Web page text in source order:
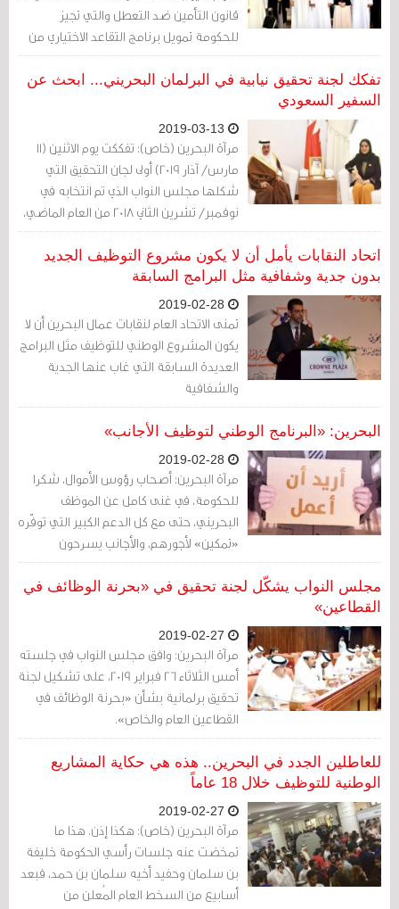
قانون التأمين ضد التعطل والتي تجيز
للحكومة تمويل برنامج التقاعد الاختياري من
صندوق «التعطل».
تفكك لجنة تحقيق نيابية في البرلمان البحريني... ابحث عن
السفير السعودي
مرآة البحرين (خاص): تفككت يوم الاثنين (11
مارس/ آذار 2019) أولى لجان التحقيق التي
شكلها مجلس النواب الذي تم انتخابه في
نوفمبر/ تشرين الثاني 2018 من العام الماضي،
لتشكل أولى خيبات الأمل من فعالية اللجنة
التي تشكلت من 12 نائباً للتحقيق في أوضاع
بحرنة الوظائف، والتهميش الذي يتعرض له
البحرينيون في القطاعين العام والخاص.
اتحاد النقابات يأمل أن لا يكون مشروع التوظيف الجديد
بدون جدية وشفافية مثل البرامج السابقة
تمنى الاتحاد العام لنقابات عمال البحرين أن لا
يكون المشروع الوطني للتوظيف مثل البرامج
العديدة السابقة التي غاب عنها الجدية
والشفافية
البحرين: «البرنامج الوطني لتوظيف الأجانب»
مرآة البحرين: أصحاب رؤوس الأموال، شكرا
للحكومة، في غنى كامل عن الموظف
البحريني، حتى مع كل الدعم الكبير التي توفّره
«تمكين» لأجورهم، والأجانب يسرحون
ويمرحون، ويعملون لحسابهم الشخصي،
بأوفر ما يمكن، فأين سيجد حميدان
مجلس النواب يشكّل لجنة تحقيق في «بحرنة الوظائف في
القطاعين»
مرآة البحرين: وافق مجلس النواب في جلسته
أمس الثلاثاء 26 فبراير 2019، على تشكيل لجنة
تحقيق برلمانية بشأن «بحرنة الوظائف في
القطاعين العام والخاص».
للعاطلين الجدد في البحرين.. هذه هي حكاية المشاريع
الوطنية للتوظيف خلال 18 عاماً
مرآة البحرين (خاص): هكذا إذن. هذا ما
تمخضت عنه جلسات رأسي الحكومة خليفة
بن سلمان وحفيد أخيه سلمان بن حمد، فبعد
أسابيع من السخط العام المُعلن من